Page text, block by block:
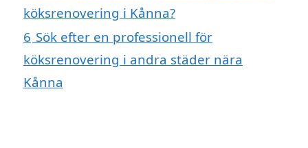
köksrenovering i Kånna?
6 Sök efter en professionell för
köksrenovering i andra städer nära
Kånna